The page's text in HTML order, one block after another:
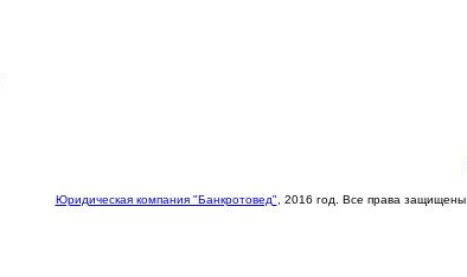
Юридическая компания "Банкротовед", 2016 год. Все права защищены.